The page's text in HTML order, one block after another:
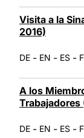
Visita a la
2016)
DE - EN - ES -
A los
Trabajadores
DE - EN - ES -